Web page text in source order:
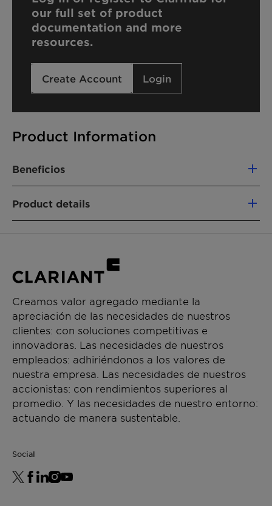
Product Information
Beneficios
specifications and batch-to-batch consistency:
Narrow molecular weight distribution
Low water content
Product details
CHEMICAL TYPE
APLICACIONES
Paint additive manufacturing
Chemical synthesis
Resin synthesis
Ceramics formulation
our full set of product
documentation and more
resources.
Create Account Login
Creamos valor agregado mediante la
apreciación de las necesidades de nuestros
clientes: con soluciones competitivas e
innovadoras. Las necesidades de nuestros
empleados: adhiriéndonos a los valores de
nuestra empresa. Las necesidades de nuestros
accionistas: con rendimientos superiores al
promedio. Y las necesidades de nuestro entorno:
actuando de manera sustentable.
Social